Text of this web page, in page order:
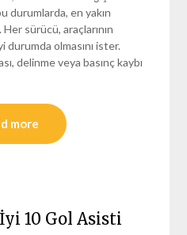
durumlarda, en yakın
sürücü, araçlarının
olmasını ister.
delinme veya basınç kaybı
more
10 Gol Asisti